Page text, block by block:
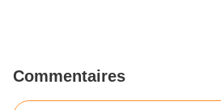
Commentaires